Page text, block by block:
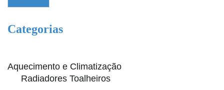
Categorias
Aquecimento e Climatização
Radiadores Toalheiros